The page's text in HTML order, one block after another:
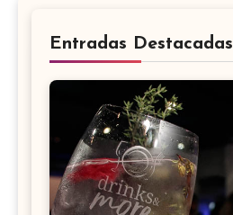
Entradas Destacadas